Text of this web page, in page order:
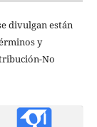
divulgan están
y
No